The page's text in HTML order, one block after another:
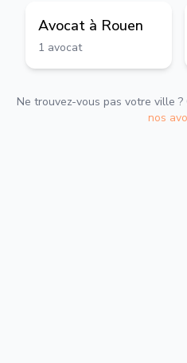
Avocat à Rouen
1 avocat
Ne trouvez-vous pas votre ville ?
nos